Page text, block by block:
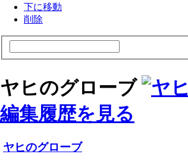
下に移動
削除
ヤヒのグローブ
編集履歴を見る
ヤヒのグローブ